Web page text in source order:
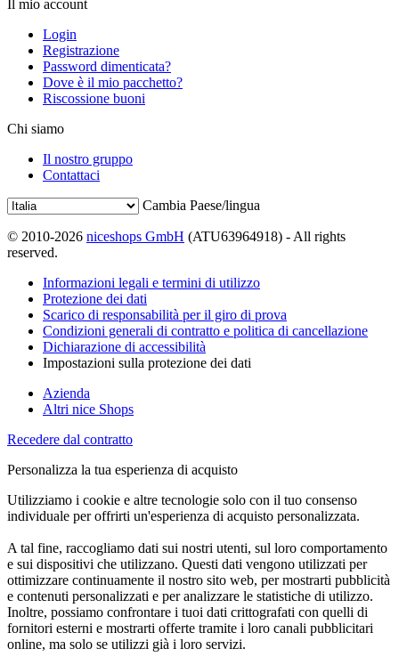
Il mio account
Login
Registrazione
Password dimenticata?
Dove è il mio pacchetto?
Riscossione buoni
Chi siamo
Il nostro gruppo
Contattaci
Cambia Paese/lingua
© 2010-2026 niceshops GmbH (ATU63964918) - All rights
reserved.
Informazioni legali e termini di utilizzo
Protezione dei dati
Scarico di responsabilità per il giro di prova
Condizioni generali di contratto e politica di cancellazione
Dichiarazione di accessibilità
Impostazioni sulla protezione dei dati
Azienda
Altri nice Shops
Recedere dal contratto
Personalizza la tua esperienza di acquisto
Utilizziamo i cookie e altre tecnologie solo con il tuo consenso
individuale per offrirti un'esperienza di acquisto personalizzata.
A tal fine, raccogliamo dati sui nostri utenti, sul loro comportamento
e sui dispositivi che utilizzano. Questi dati vengono utilizzati per
ottimizzare continuamente il nostro sito web, per mostrarti pubblicità
e contenuti personalizzati e per analizzare le statistiche di utilizzo.
Inoltre, possiamo confrontare i tuoi dati crittografati con quelli di
fornitori esterni e mostrarti offerte tramite i loro canali pubblicitari
online, ma solo se utilizzi già i loro servizi.